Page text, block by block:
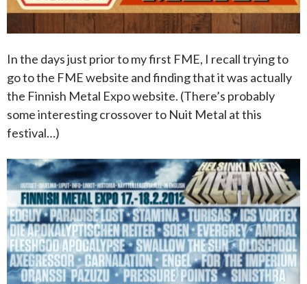
In the days just prior to my first FME, I recall trying to
go to the FME website and finding that it was actually
the Finnish Metal Expo website. (There’s probably
some interesting crossover to Nuit Metal at this
festival…)